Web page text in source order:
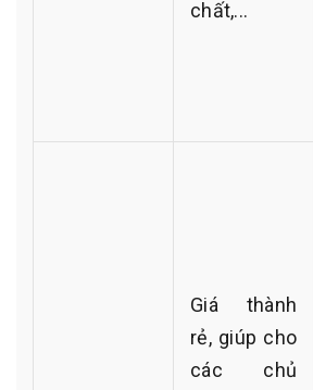
chất,...
Giá thành
rẻ, giúp cho
các chủ